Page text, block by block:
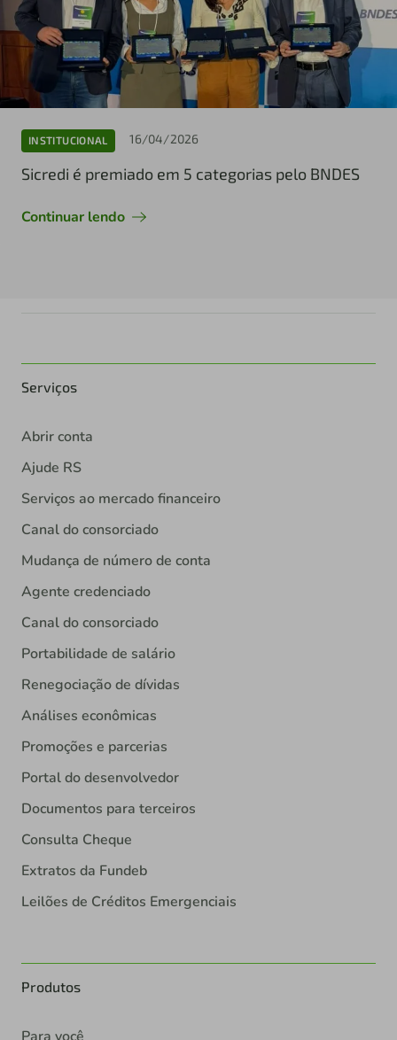
INSTITUCIONAL 16/04/2026
Sicredi é premiado em 5 categorias pelo BNDES
Continuar lendo
Serviços
Abrir conta
Ajude RS
Serviços ao mercado financeiro
Canal do consorciado
Mudança de número de conta
Agente credenciado
Canal do consorciado
Portabilidade de salário
Renegociação de dívidas
Análises econômicas
Promoções e parcerias
Portal do desenvolvedor
Documentos para terceiros
Consulta Cheque
Extratos da Fundeb
Leilões de Créditos Emergenciais
Produtos